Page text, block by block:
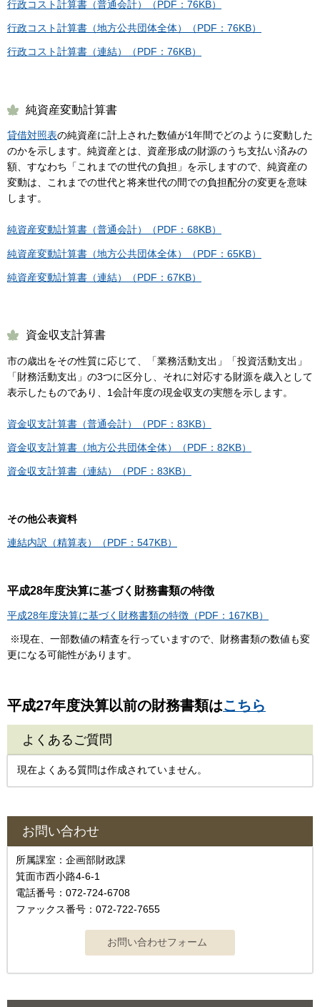
行政コスト計算書（普通会計）（PDF：76KB）
行政コスト計算書（地方公共団体全体）（PDF：76KB）
行政コスト計算書（連結）（PDF：76KB）
純資産変動計算書
貸借対照表の純資産に計上された数値が1年間でどのように変動した
のかを示します。純資産とは、資産形成の財源のうち支払い済みの
額、すなわち「これまでの世代の負担」を示しますので、純資産の
変動は、これまでの世代と将来世代の間での負担配分の変更を意味
します。
純資産変動計算書（普通会計）（PDF：68KB）
純資産変動計算書（地方公共団体全体）（PDF：65KB）
純資産変動計算書（連結）（PDF：67KB）
資金収支計算書
市の歳出をその性質に応じて、「業務活動支出」「投資活動支出」
「財務活動支出」の3つに区分し、それに対応する財源を歳入として
表示したものであり、1会計年度の現金収支の実態を示します。
資金収支計算書（普通会計）（PDF：83KB）
資金収支計算書（地方公共団体全体）（PDF：82KB）
資金収支計算書（連結）（PDF：83KB）
その他公表資料
連結内訳（精算表）（PDF：547KB）
平成28年度決算に基づく財務書類の特徴
平成28年度決算に基づく財務書類の特徴（PDF：167KB）
※現在、一部数値の精査を行っていますので、財務書類の数値も変
更になる可能性があります。
平成27年度決算以前の財務書類はこちら
よくあるご質問
現在よくある質問は作成されていません。
お問い合わせ
所属課室：企画部財政課
箕面市西小路4-6-1
電話番号：072-724-6708
ファックス番号：072-722-7655